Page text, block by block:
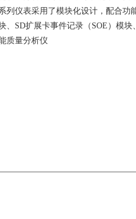
列仪表采用了模块化设计，配合功
、SD扩展卡事件记录（SOE）模
质量分析仪